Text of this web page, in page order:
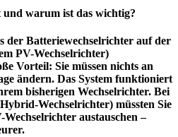
und warum ist das wichtig?
der Batteriewechselrichter auf der
PV-Wechselrichter)
Vorteil: Sie müssen nichts an
ändern. Das System funktioniert
bisherigen Wechselrichter. Bei
Wechselrichter) müssten Sie
austauschen –